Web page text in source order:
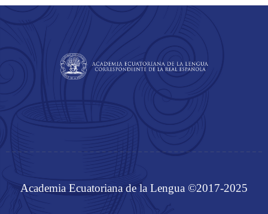
Academia Ecuatoriana de la Lengua ©2017-2025